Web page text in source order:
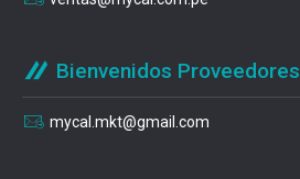
Bienvenidos Proveedores
mycal.mkt@gmail.com